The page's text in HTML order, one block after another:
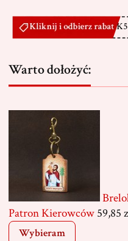
Warto dołożyć:
Patron Kierowców 59,85
Wybieram